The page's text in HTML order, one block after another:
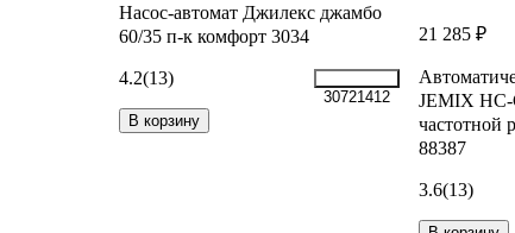
Насос-автомат Джилекс джамбо
60/35 п-к комфорт 3034
4.2(13)
30721412
В корзину
21 285 ₽
JEMIX
частотной
88387
3.6(13)